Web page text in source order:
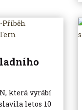
která vyrábí
letos 10